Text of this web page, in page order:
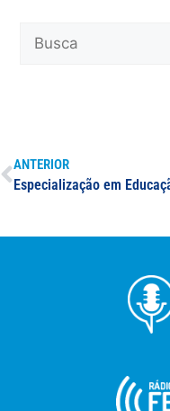
ANTERIOR